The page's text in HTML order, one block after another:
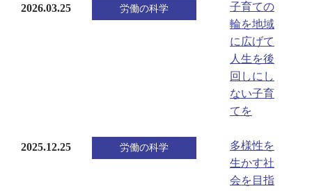
2026.03.25 労働の科学
子育ての
輪を地域
に広げて
人生を後
回しにし
ない子育
てを
2025.12.25 労働の科学
多様性を
生かす社
会を目指